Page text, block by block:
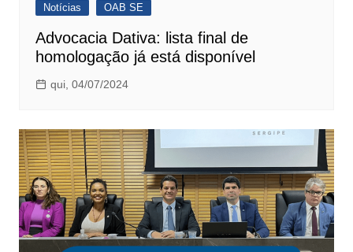
Notícias OAB SE
Advocacia Dativa: lista final de
homologação já está disponível
qui, 04/07/2024